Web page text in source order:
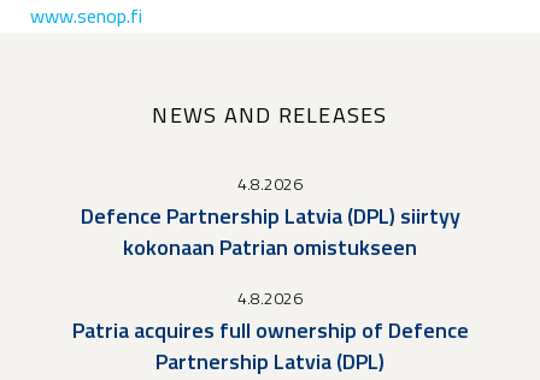
www.senop.fi
NEWS AND RELEASES
4.8.2026
Defence Partnership Latvia (DPL) siirtyy
kokonaan Patrian omistukseen
4.8.2026
Patria acquires full ownership of Defence
Partnership Latvia (DPL)